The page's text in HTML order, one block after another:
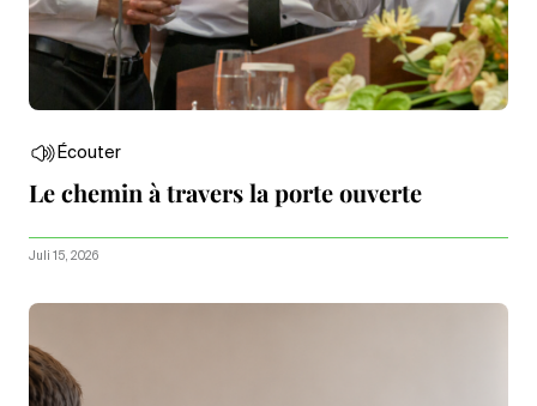
Écouter
Le chemin à travers la porte ouverte
Juli 15, 2026